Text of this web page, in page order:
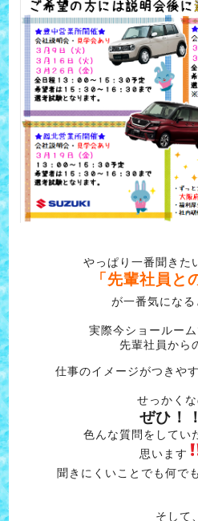
やっぱり一番聞きた
「先輩社員と
が一番気になる
実際今ショールー
先輩社員から
仕事のイメージがつきや
せっかく
ぜひ！
色んな質問をしてい
思います
聞きにくいことでも何で
そして、